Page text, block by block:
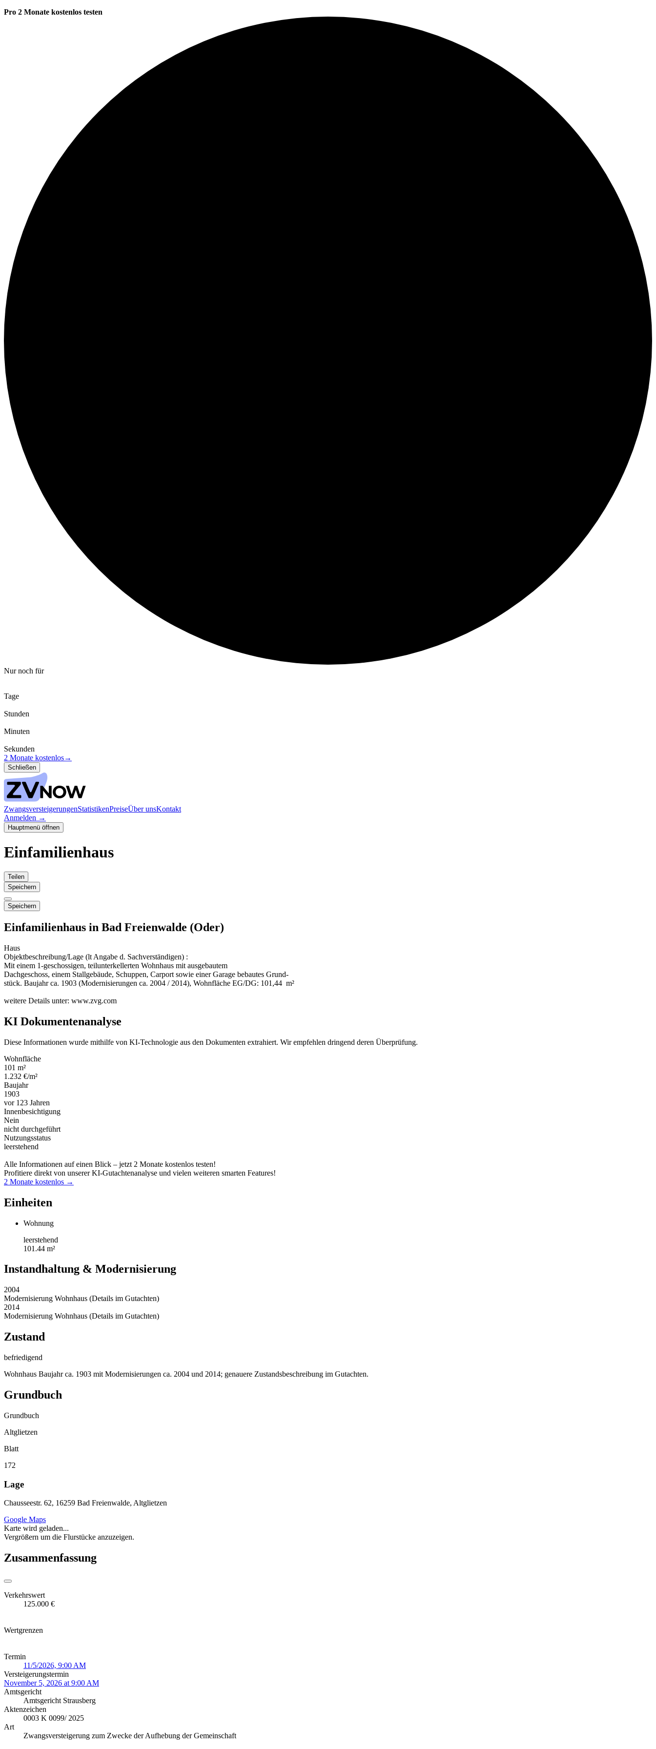
Pro 2 Monate kostenlos testen
Nur noch für
Tage
Stunden
Minuten
Sekunden
2 Monate kostenlos→
Schließen
ZwangsversteigerungenStatistikenPreiseÜber unsKontakt
Anmelden →
Hauptmenü öffnen
Einfamilienhaus
Teilen
Speichern
Speichern
Einfamilienhaus in Bad Freienwalde (Oder)
Haus
Objektbeschreibung/Lage (lt Angabe d. Sachverständigen) :
Mit einem 1-geschossigen, teilunterkellerten Wohnhaus mit ausgebautem
Dachgeschoss, einem Stallgebäude, Schuppen, Carport sowie einer Garage bebautes Grund-
stück. Baujahr ca. 1903 (Modernisierungen ca. 2004 / 2014), Wohnfläche EG/DG: 101,44 m²
weitere Details unter: www.zvg.com
KI Dokumentenanalyse
Diese Informationen wurde mithilfe von KI-Technologie aus den Dokumenten extrahiert. Wir empfehlen dringend deren Überprüfung.
Wohnfläche
101 m²
1.232 €/m²
Baujahr
1903
vor 123 Jahren
Innenbesichtigung
Nein
nicht durchgeführt
Nutzungsstatus
leerstehend
Alle Informationen auf einen Blick – jetzt 2 Monate kostenlos testen!
Profitiere direkt von unserer KI-Gutachtenanalyse und vielen weiteren smarten Features!
2 Monate kostenlos →
Einheiten
Wohnung
leerstehend
101.44 m²
Instandhaltung & Modernisierung
2004
Modernisierung Wohnhaus (Details im Gutachten)
2014
Modernisierung Wohnhaus (Details im Gutachten)
Zustand
befriedigend
Wohnhaus Baujahr ca. 1903 mit Modernisierungen ca. 2004 und 2014; genauere Zustandsbeschreibung im Gutachten.
Grundbuch
Grundbuch
Altglietzen
Blatt
172
Lage
Chausseestr. 62, 16259 Bad Freienwalde, Altglietzen
Google Maps
Karte wird geladen...
Vergrößern um die Flurstücke anzuzeigen.
Zusammenfassung
Verkehrswert
125.000 €
Wertgrenzen
Termin
11/5/2026, 9:00 AM
Versteigerungstermin
November 5, 2026 at 9:00 AM
Amtsgericht
Amtsgericht Strausberg
Aktenzeichen
0003 K 0099/ 2025
Art
Zwangsversteigerung zum Zwecke der Aufhebung der Gemeinschaft